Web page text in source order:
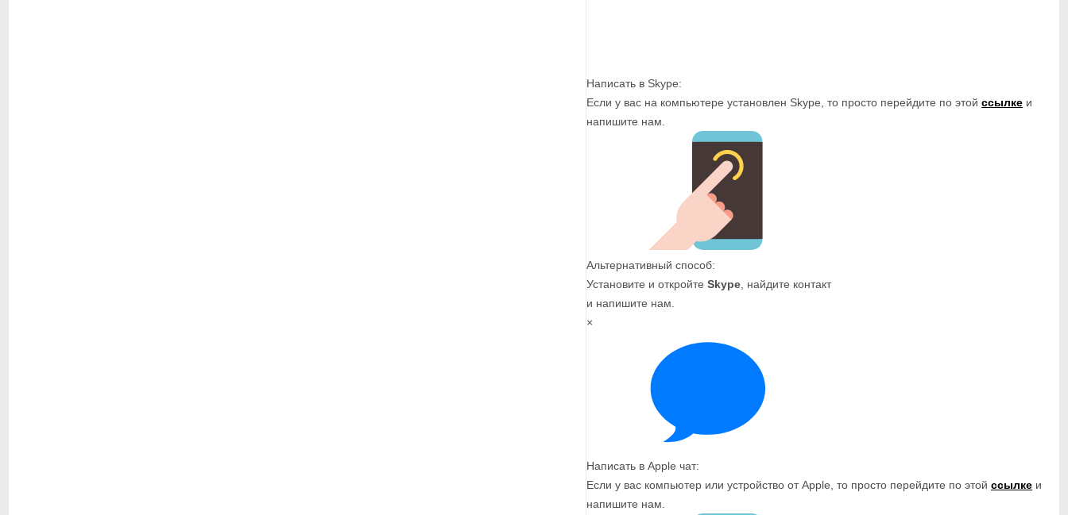
Написать в Skype:
Если у вас на компьютере установлен Skype, то просто перейдите по этойссылке и
напишите нам.
Альтернативный способ:
Установите и откройтеSkype , найдите контакт
и напишите нам.
×
Написать в Apple чат:
Если у вас компьютер или устройство от Apple, то просто перейдите по этойссылке и
напишите нам.